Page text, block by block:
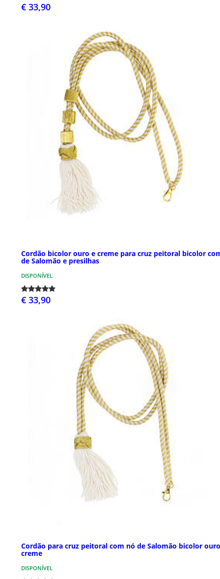
€ 33,90
Cordão bicolor ouro e creme para cruz peitoral bicolor
de Salomão e presilhas
DISPONÍVEL
€ 33,90
Cordão para cruz peitoral com nó de Salomão bicolor
creme
DISPONÍVEL